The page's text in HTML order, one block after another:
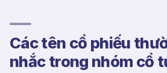
Các tên cổ phiếu
nhắc trong nhóm cổ